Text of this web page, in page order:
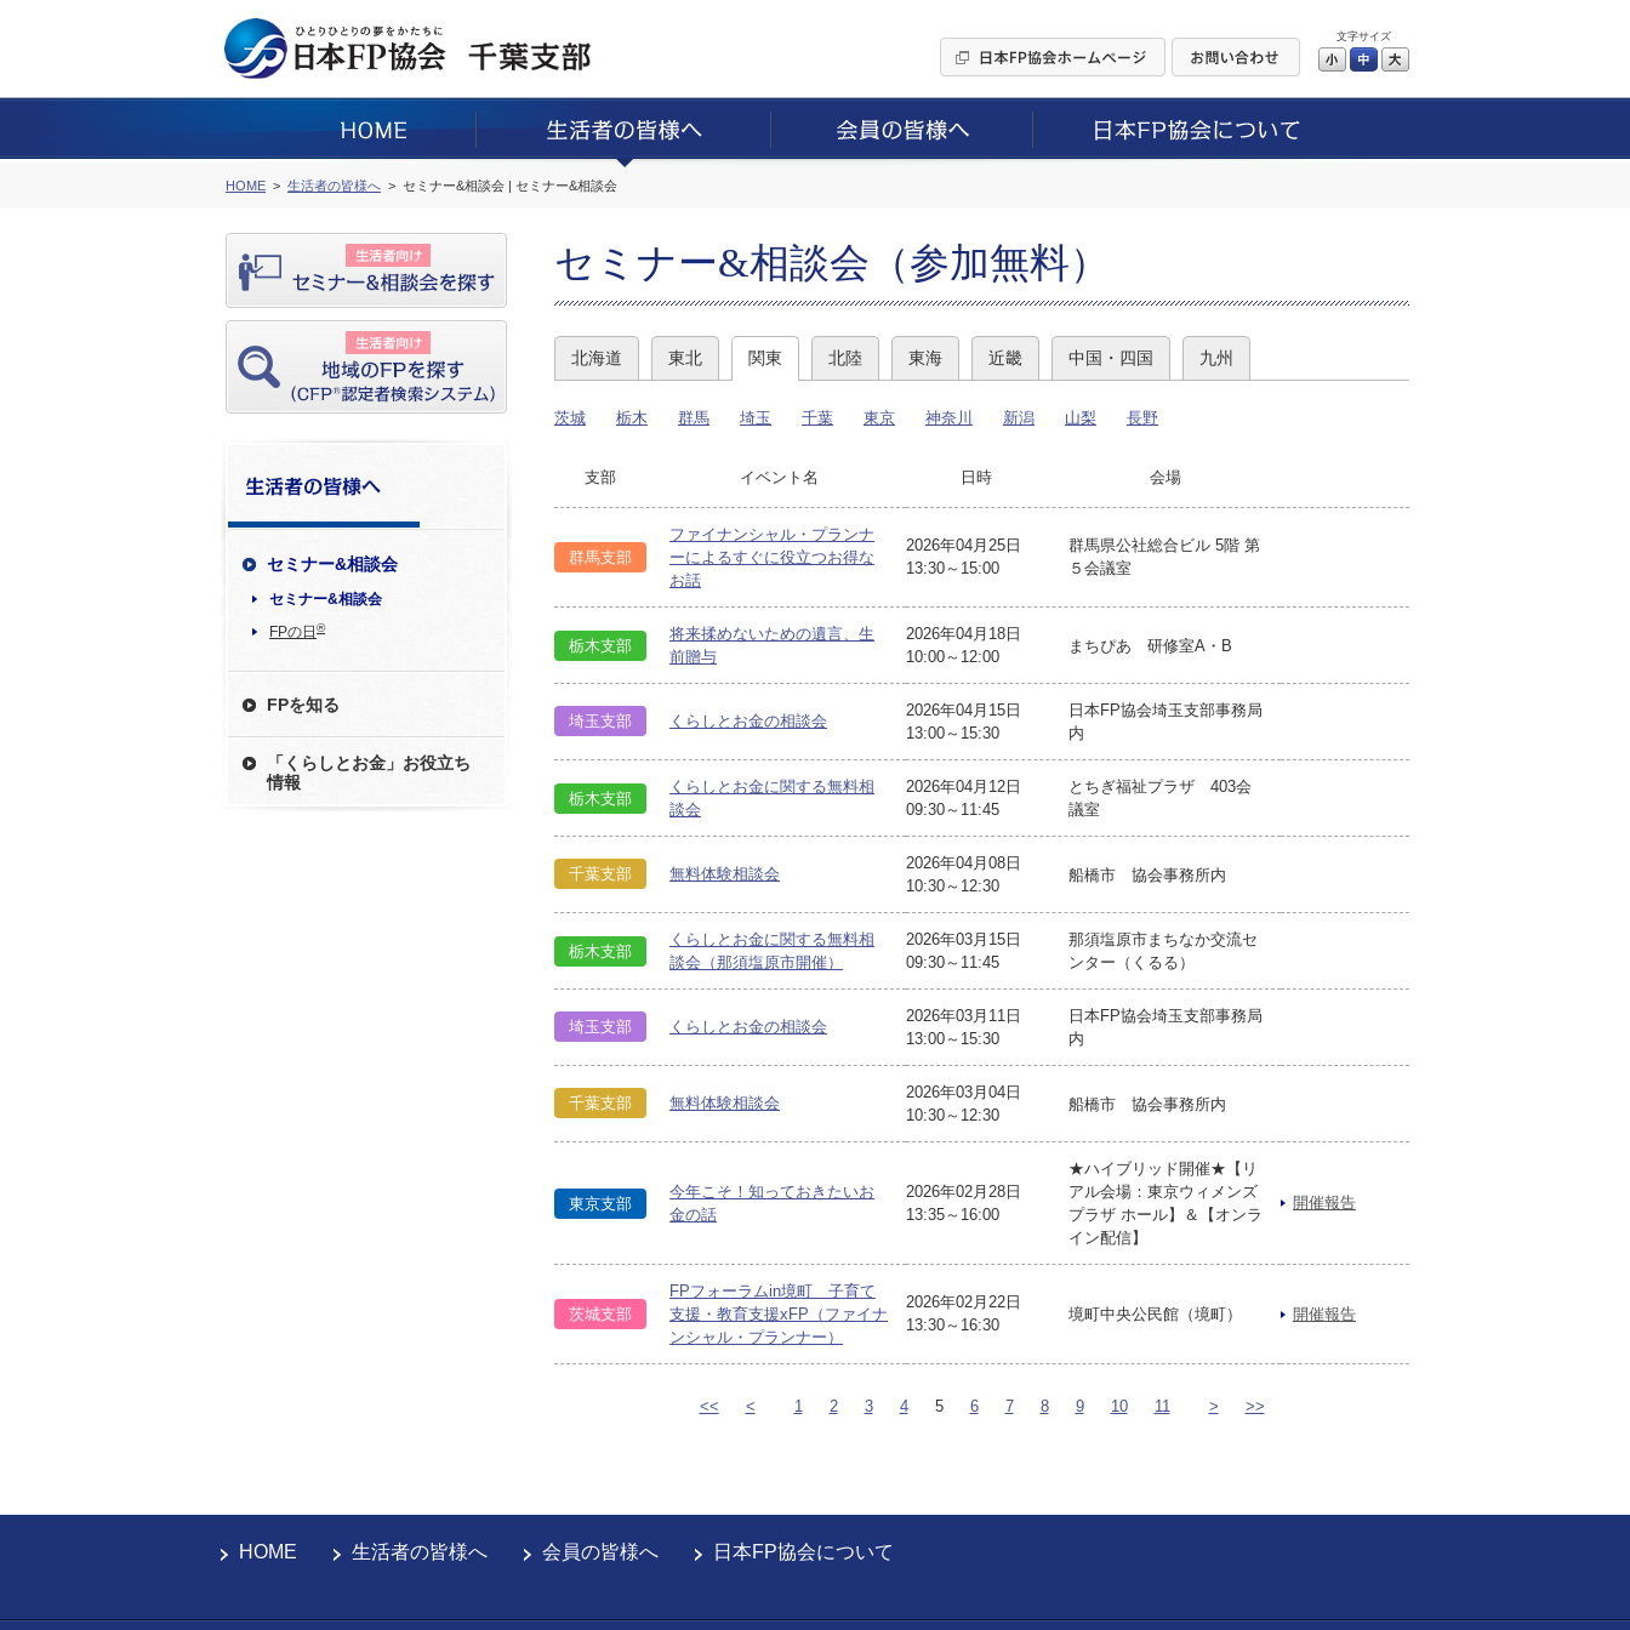
文字サイズ
小 中
HOME 生活者の皆様へ セミナー&相談会 | セミナー&相談会
セミナー&相談会
セミナー&相談会
FPの日 ®
FPを知る
「くらしとお金」お役立ち
情報
セミナー&相談会（参加無料）
北海道 東北 関東 北陸 東海 近畿 中国・四国 九州
茨城 栃木 群馬 埼玉 千葉 東京 神奈川 新潟 山梨 長野
支部 イベント名 日時 会場
群馬支部
ファイナンシャル・プランナ
ーによるすぐに役立つお得な
お話
2026年04月25日
13:30～15:00
群馬県公社総合ビル 5階 第
５会議室
栃木支部
将来揉めないための遺言、生
前贈与
2026年04月18日
10:00～12:00
まちぴあ 研修室A・B
埼玉支部 くらしとお金の相談会
2026年04月15日
13:00～15:30
日本FP協会埼玉支部事務局
内
栃木支部
くらしとお金に関する無料相
談会
2026年04月12日
09:30～11:45
とちぎ福祉プラザ 403会
議室
千葉支部 無料体験相談会
2026年04月08日
10:30～12:30
船橋市 協会事務所内
栃木支部
くらしとお金に関する無料相
談会（那須塩原市開催）
2026年03月15日
09:30～11:45
那須塩原市まちなか交流セ
ンター（くるる）
埼玉支部 くらしとお金の相談会
2026年03月11日
13:00～15:30
日本FP協会埼玉支部事務局
内
千葉支部 無料体験相談会
2026年03月04日
10:30～12:30
船橋市 協会事務所内
東京支部
今年こそ！知っておきたいお
金の話
2026年02月28日
13:35～16:00
★ハイブリッド開催★【リ
アル会場：東京ウィメンズ
プラザ ホール】＆【オンラ
イン配信】
開催報告
茨城支部
FPフォーラムin境町 子育て
支援・教育支援xFP（ファイナ
ンシャル・プランナー）
2026年02月22日
13:30～16:30
境町中央公民館（境町） 開催報告
<< < 1 2 3 4 5 6 7 8 9 10 11 > >>
HOME 生活者の皆様へ 会員の皆様へ 日本FP協会について